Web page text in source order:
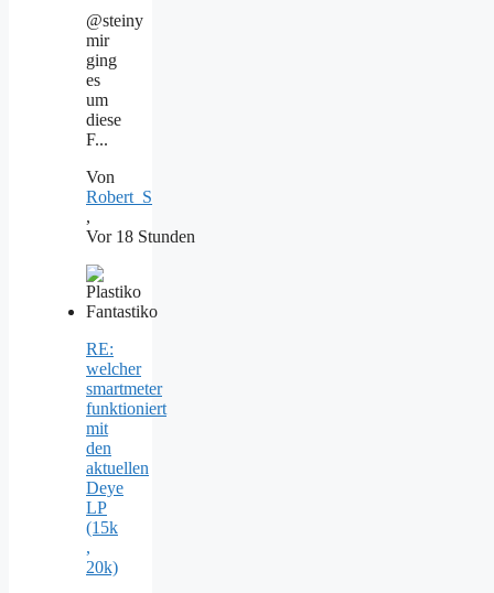
@steiny
mir
ging
es
um
diese
F...
Von
Robert_S
,
Vor 18 Stunden
RE:
welcher
smartmeter
funktioniert
mit
den
aktuellen
Deye
LP
(15k
,
20k)